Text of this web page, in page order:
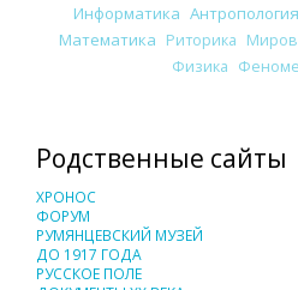
Информатика Антропология
Математика Риторика
Физика
Родственные сайты
ХРОНОС
ФОРУМ
РУМЯНЦЕВСКИЙ МУЗЕЙ
ДО 1917 ГОДА
РУССКОЕ ПОЛЕ